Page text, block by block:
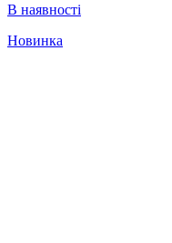
В наявності
Новинка